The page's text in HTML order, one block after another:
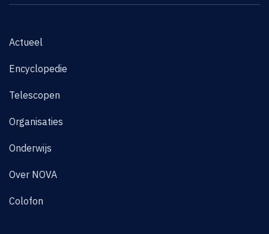
Actueel
Encyclopedie
Telescopen
Organisaties
Onderwijs
Over NOVA
Colofon